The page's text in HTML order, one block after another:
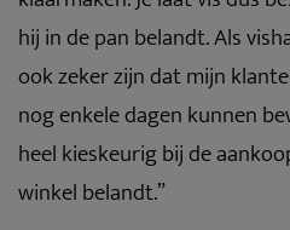
hij in de pan belandt. Als
ook zeker zijn dat mijn
nog enkele dagen kunnen
heel kieskeurig bij de
winkel belandt.”